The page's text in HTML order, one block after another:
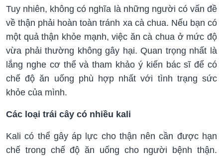
Tuy nhiên, không có nghĩa là những người có vấn đề
về thận phải hoàn toàn tránh xa cà chua. Nếu bạn có
một quả thận khỏe mạnh, việc ăn cà chua ở mức độ
vừa phải thường không gây hại. Quan trọng nhất là
lắng nghe cơ thể và tham khảo ý kiến bác sĩ để có
chế độ ăn uống phù hợp nhất với tình trạng sức
khỏe của mình.
Các loại trái cây có nhiều kali
Kali có thể gây áp lực cho thận nên cần được hạn
chế trong chế độ ăn uống cho người bệnh thận.